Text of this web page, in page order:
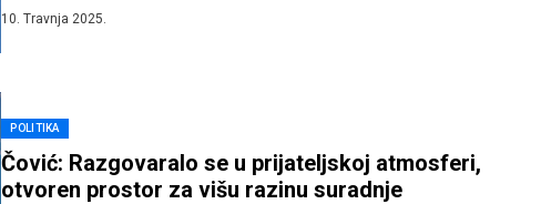
10. Travnja 2025.
POLITIKA
Čović: Razgovaralo se u prijateljskoj atmosferi,
otvoren prostor za višu razinu suradnje